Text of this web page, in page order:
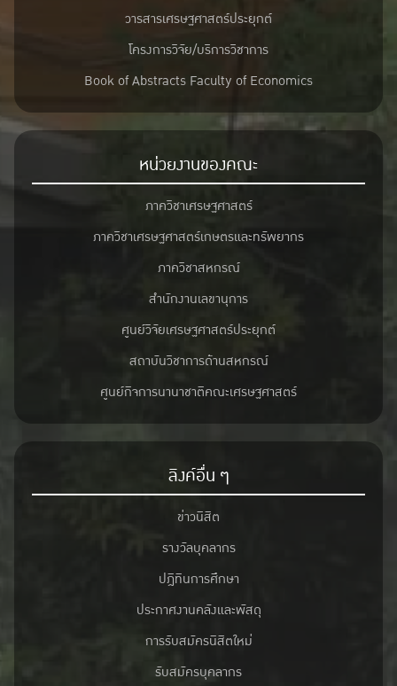
วารสารเศรษฐศาสตร์ประยุกต์
โครงการวิจัย/บริการวิชาการ
Book of Abstracts Faculty of Economics
หน่วยงานของคณะ
ภาควิชาเศรษฐศาสตร์
ภาควิชาเศรษฐศาสตร์เกษตรและทรัพยากร
ภาควิชาสหกรณ์
สำนักงานเลขานุการ
ศูนย์วิจัยเศรษฐศาสตร์ประยุกต์
สถาบันวิชาการด้านสหกรณ์
ศูนย์กิจการนานาชาติคณะเศรษฐศาสตร์
ลิงค์อื่น ๆ
ข่าวนิสิต
รางวัลบุคลากร
ปฎิทินการศึกษา
ประกาศงานคลังและพัสดุ
การรับสมัครนิสิตใหม่
รับสมัครบุคลากร